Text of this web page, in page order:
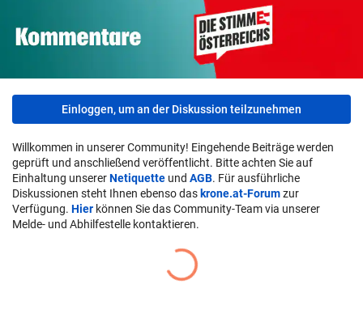
Einloggen, um an der Diskussion teilzunehmen
Willkommen in unserer Community! Eingehende Beiträge werden
geprüft und anschließend veröffentlicht. Bitte achten Sie auf
Einhaltung unsererNetiquette und AGB. Für ausführliche
Diskussionen steht Ihnen ebenso das krone.at-Forumzur
Verfügung. Hier können Sie das Community-Team via unserer
Melde- und Abhilfestelle kontaktieren.